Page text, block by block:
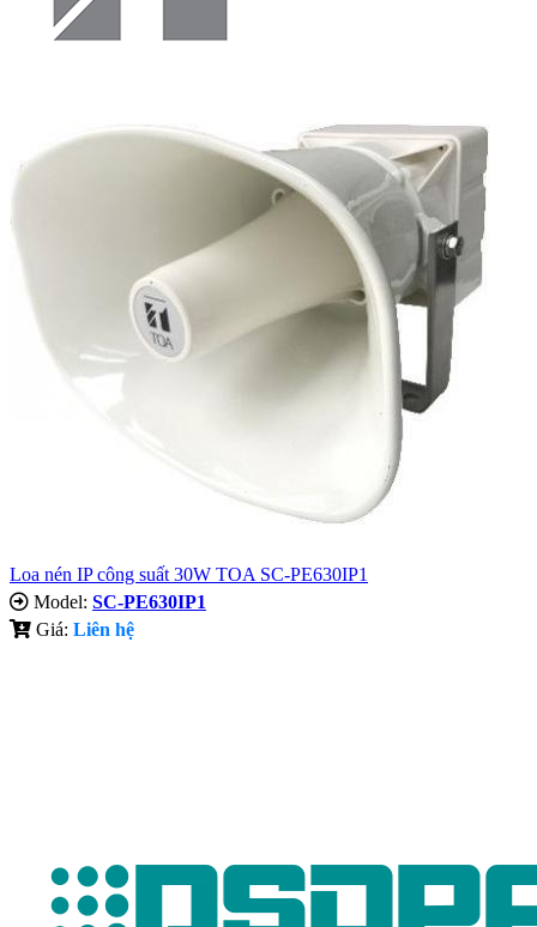
Loa nén IP công suất 30W TOA SC-PE630IP1
Model: SC-PE630IP1
Giá: Liên hệ